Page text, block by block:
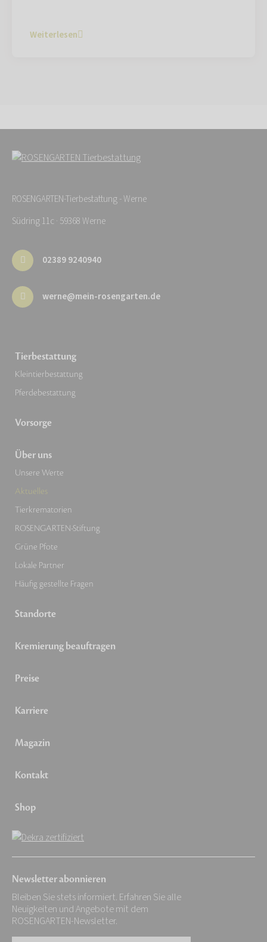
Weiterlesen
ROSENGARTEN-Tierbestattung - Werne
Südring 11c · 59368 Werne
02389 9240940
werne@mein-rosengarten.de
Tierbestattung
Kleintierbestattung
Pferdebestattung
Vorsorge
Über uns
Unsere Werte
Aktuelles
Tierkrematorien
ROSENGARTEN-Stiftung
Grüne Pfote
Lokale Partner
Häufig gestellte Fragen
Standorte
Kremierung beauftragen
Preise
Karriere
Magazin
Kontakt
Shop
Newsletter abonnieren
Bleiben Sie stets informiert. Erfahren Sie alle
Neuigkeiten und Angebote mit dem
ROSENGARTEN-Newsletter.